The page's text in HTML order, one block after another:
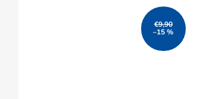
€9,90
–15 %